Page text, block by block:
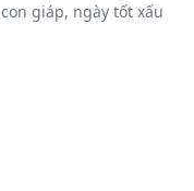
giáp, ngày tốt xấu